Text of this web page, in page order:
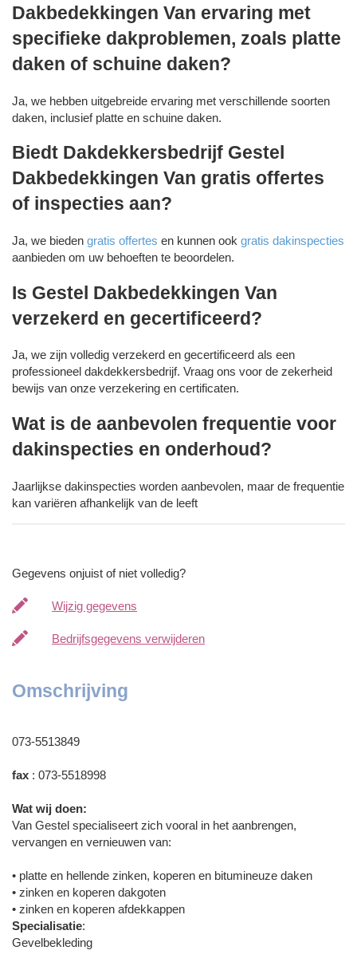
Dakbedekkingen Van ervaring met
specifieke dakproblemen, zoals platte
daken of schuine daken?
Ja, we hebben uitgebreide ervaring met verschillende soorten
daken, inclusief platte en schuine daken.
Biedt Dakdekkersbedrijf Gestel
Dakbedekkingen Van gratis offertes
of inspecties aan?
Ja, we bieden gratis offertes en kunnen ook gratis dakinspecties
aanbieden om uw behoeften te beoordelen.
Is Gestel Dakbedekkingen Van
verzekerd en gecertificeerd?
Ja, we zijn volledig verzekerd en gecertificeerd als een
professioneel dakdekkersbedrijf. Vraag ons voor de zekerheid
bewijs van onze verzekering en certificaten.
Wat is de aanbevolen frequentie voor
dakinspecties en onderhoud?
Jaarlijkse dakinspecties worden aanbevolen, maar de frequentie
kan variëren afhankelijk van de leeft
Gegevens onjuist of niet volledig?
Wijzig gegevens
Bedrijfsgegevens verwijderen
Omschrijving
073-5513849
fax : 073-5518998
Wat wij doen:
Van Gestel specialiseert zich vooral in het aanbrengen,
vervangen en vernieuwen van:
• platte en hellende zinken, koperen en bitumineuze daken
• zinken en koperen dakgoten
• zinken en koperen afdekkappen
Specialisatie:
Gevelbekleding